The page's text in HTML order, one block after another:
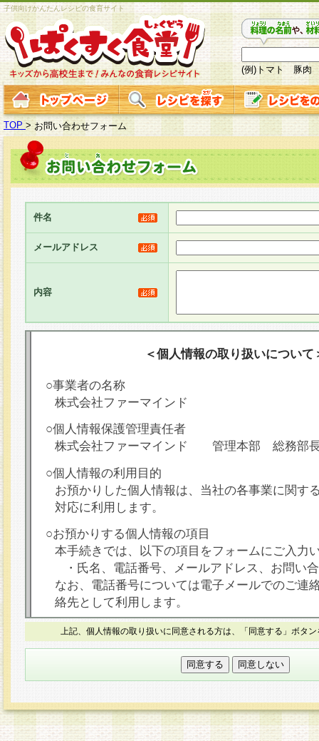
子供向けかんたんレシピの食育サイト
(例)トマト 豚肉
TOP > お問い合わせフォーム
件名
メールアドレス
内容
＜個人情報の取り扱いについて
○事業者の名称
株式会社ファーマインド
○個人情報保護管理責任者
株式会社ファーマインド 管理本部 総務部
○個人情報の利用目的
お預かりした個人情報は、当社の各事業に関す
対応に利用します。
○お預かりする個人情報の項目
本手続きでは、以下の項目をフォームにご入力
・氏名、電話番号、メールアドレス、お問い
なお、電話番号については電子メールでのご連
絡先として利用します。
○本人が容易に認識できない方法による個人情報
本フォームでは、セッション管理のためCookie
○個人情報の第三者提供について
力いただく個人情報は第三者に提供しません。
○個人情報の委託について
上記、個人情報の取り扱いに同意される方は、「同意する」ボタ